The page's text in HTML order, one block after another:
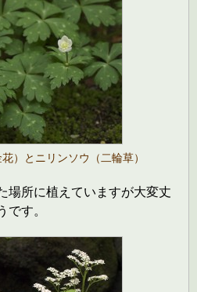
）とニリンソウ（二輪草）
場所に植えていますが大変丈
です。